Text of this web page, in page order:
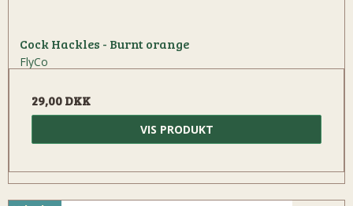
Cock Hackles - Burnt orange
FlyCo
29,00 DKK
VIS PRODUKT